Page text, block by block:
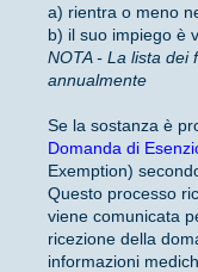
a) rientra o meno
b) il suo impiego è
NOTA - La lista dei
annualmente
Se la sostanza è
Domanda di
Exemption)
Questo processo
viene comunicata
ricezione della
informazioni